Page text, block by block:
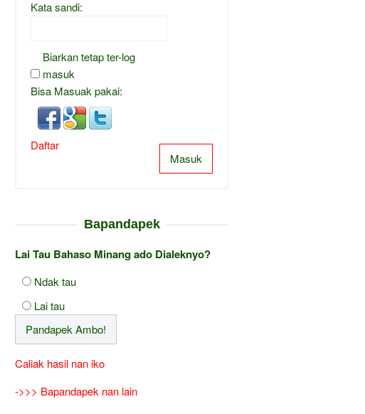
Kata sandi:
Biarkan tetap ter-log
masuk
Bisa Masuak pakai:
Masuk
Daftar
Bapandapek
Lai Tau Bahaso Minang ado Dialeknyo?
Ndak tau
Lai tau
Caliak hasil nan iko
->>> Bapandapek nan lain